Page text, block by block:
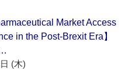
Market Access
in the Post-Brexit Era】
(木)